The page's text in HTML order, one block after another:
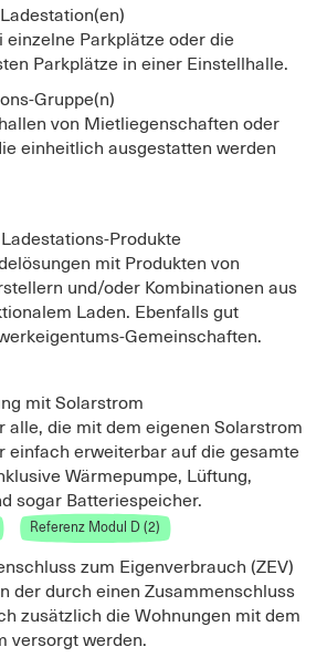
einzelne Parkplätze oder die
Parkplätze in einer Einstellhalle.
Gruppe(n)
von Mietliegenschaften oder
einheitlich ausgestatten werden
Produkte
mit Produkten von
und/oder Kombinationen aus
Laden. Ebenfalls gut
Gemeinschaften.
mit Solarstrom
alle, die mit dem eigenen Solarstrom
einfach erweiterbar auf die gesamte
Wärmepumpe, Lüftung,
sogar Batteriespeicher.
Referenz Modul D (2)
zum Eigenverbrauch (ZEV)
der durch einen Zusammenschluss
zusätzlich die Wohnungen mit dem
versorgt werden.